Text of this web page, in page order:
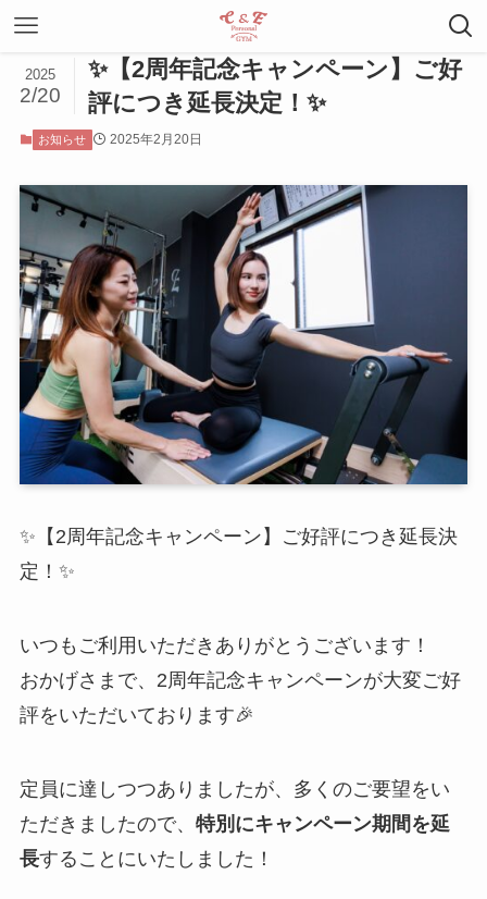
✨【2周年記念キャンペーン】ご好
評につき延長決定！✨
2025
2/20
お知らせ 2025年2月20日
✨【2周年記念キャンペーン】ご好評につき延長決
定！✨
いつもご利用いただきありがとうございます！
おかげさまで、2周年記念キャンペーンが大変ご好
評をいただいております🎉
定員に達しつつありましたが、多くのご要望をい
ただきましたので、 特別にキャンペーン期間を延
長することにいたしました！